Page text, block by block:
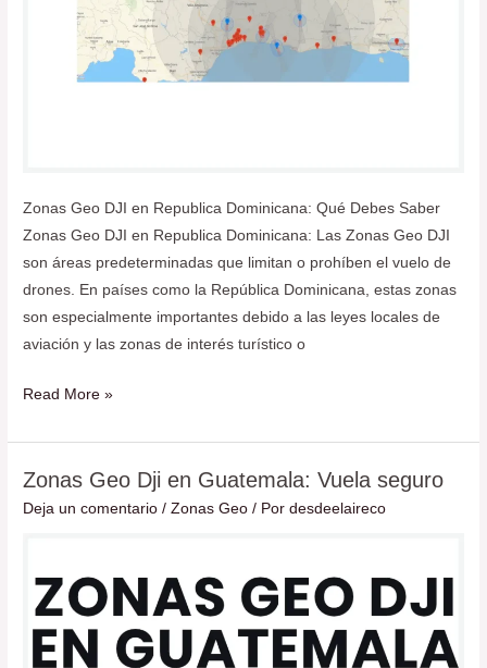
Zonas Geo DJI en Republica Dominicana: Qué Debes Saber
Zonas Geo DJI en Republica Dominicana: Las Zonas Geo DJI
son áreas predeterminadas que limitan o prohíben el vuelo de
drones. En países como la República Dominicana, estas zonas
son especialmente importantes debido a las leyes locales de
aviación y las zonas de interés turístico o
Read More »
Zonas Geo Dji en Guatemala: Vuela seguro
Deja un comentario /Zonas Geo / Pordesdeelaireco
Zonas
Geo
Guatemala:
Vuela
seguro